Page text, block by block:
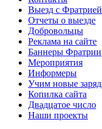
Выезд с Фратрией
Отчеты о выезде
Добровольцы
Реклама на сайте
Баннеры Фратрии
Мероприятия
Информеры
Учим новые
Копилка сайта
Двадцатое число
Наши проекты